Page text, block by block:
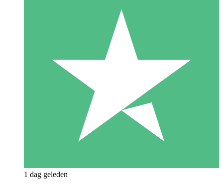
1 dag geleden